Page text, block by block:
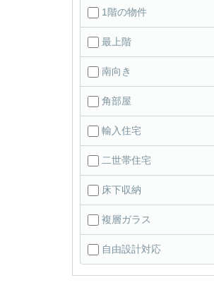
1階の物件
最上階
南向き
角部屋
輸入住宅
二世帯住宅
床下収納
複層ガラス
自由設計対応